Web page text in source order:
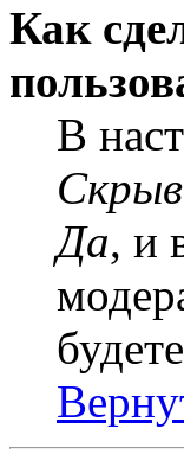
Как
В
Да, и